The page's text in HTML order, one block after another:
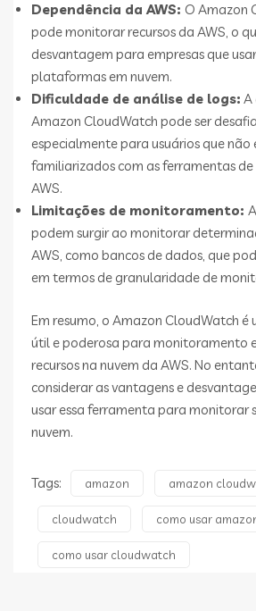
Dependência da AWS: O Amazon
pode monitorar recursos da AWS, o
desvantagem para empresas que
plataformas em nuvem.
Dificuldade de análise de logs: A
Amazon CloudWatch pode ser
especialmente para usuários que não
familiarizados com as ferramentas
AWS.
Limitações de monitoramento:
podem surgir ao monitorar
AWS, como bancos de dados, que
em termos de granularidade de
Em resumo, o Amazon CloudWatch
útil e poderosa para monitoramento
recursos na nuvem da AWS. No
considerar as vantagens e
usar essa ferramenta para monitorar
nuvem.
Tags: amazon amazon
cloudwatch como usar
como usar cloudwatch